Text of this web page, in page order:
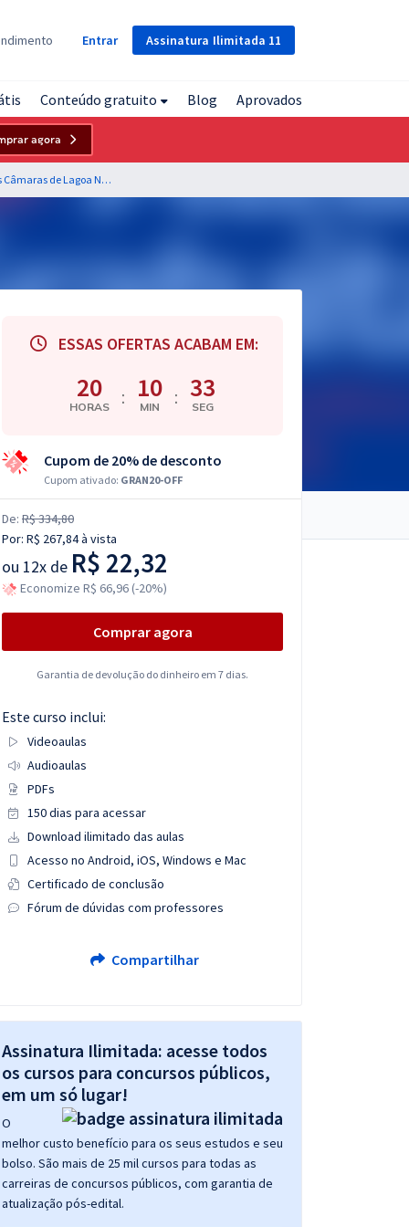
Assinatura Ilimitada 11
Entrar
Conteúdo gratuito Blog Aprovados
agora
Prefeitura de Lagoa Nova - RN e das Câmaras de Lagoa Nova - RN e de Parelhas - RN - Auxiliar Legislativo
ESSAS OFERTAS ACABAM EM:
20
HORAS : 10
MIN : 32
SEG
Cupom de 20% de desconto
Cupom ativado: GRAN20-OFF
De: R$ 334,80
Por: R$ 267,84à vista
ou 12x de R$ 22,32
Economize R$ 66,96 (-20%)
Comprar agora
Garantia de devolução do dinheiro em 7 dias.
Este curso inclui:
Videoaulas
Audioaulas
PDFs
150 dias para acessar
Download ilimitado das aulas
Acesso no Android, iOS, Windows e Mac
Certificado de conclusão
Fórum de dúvidas com professores
Compartilhar
Assinatura Ilimitada: acesse todos
os cursos para concursos públicos,
em um só lugar!
O
melhor custo benefício para os seus estudos e seu
bolso. São mais de 25 mil cursos para todas as
carreiras de concursos públicos, com garantia de
atualização pós-edital.